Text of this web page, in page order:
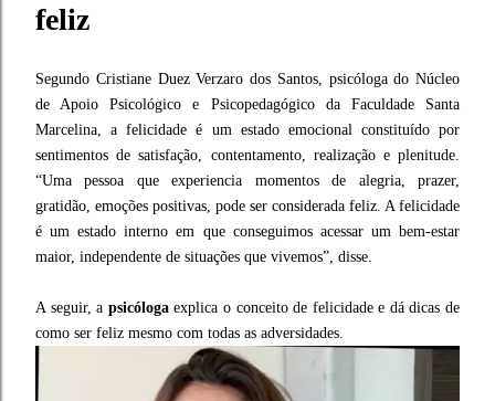
feliz
Segundo Cristiane Duez Verzaro dos Santos, psicóloga do Núcleo
de Apoio Psicológico e Psicopedagógico da Faculdade Santa
Marcelina, a felicidade é um estado emocional constituído por
sentimentos de satisfação, contentamento, realização e plenitude.
“Uma pessoa que experiencia momentos de alegria, prazer,
gratidão, emoções positivas, pode ser considerada feliz. A felicidade
é um estado interno em que conseguimos acessar um bem-estar
maior, independente de situações que vivemos”, disse.
A seguir, a psicólogaexplica o conceito de felicidade e dá dicas de
como ser feliz mesmo com todas as adversidades.